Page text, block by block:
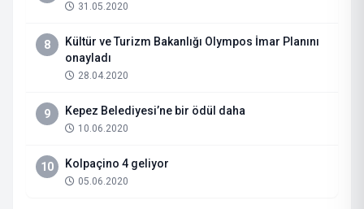
31.05.2020
8
Kültür ve Turizm Bakanlığı Olympos İmar Planını
onayladı
28.04.2020
9 Kepez Belediyesi’ne bir ödül daha
10.06.2020
10 Kolpaçino 4 geliyor
05.06.2020